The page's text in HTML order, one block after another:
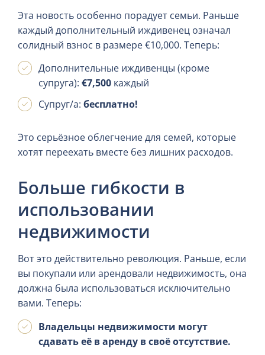
Эта новость особенно порадует семьи. Раньше
каждый дополнительный иждивенец означал
солидный взнос в размере €10,000. Теперь:
Дополнительные иждивенцы (кроме
супруга): €7,500 каждый
Супруг/a: бесплатно!
Это серьёзное облегчение для семей, которые
хотят переехать вместе без лишних расходов.
Больше гибкости в
использовании
недвижимости
Вот это действительно революция. Раньше, если
вы покупали или арендовали недвижимость, она
должна была использоваться исключительно
вами. Теперь:
Владельцы недвижимости могут
сдавать её в аренду в своё отсутствие.